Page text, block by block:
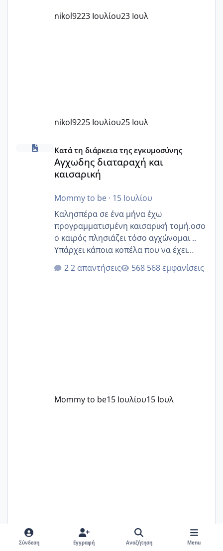
nikol9223 Ιουλίου23 Ιουλ
nikol9225 Ιουλίου25 Ιουλ
Αγχωδης διαταραχή και καισαρική
Κατά τη διάρκεια της εγκυμοσύνης
Αγχωδης διαταραχή και
καισαρική
Mommy to be· 15 Ιουλίου
Καλησπέρα σε ένα μήνα έχω
προγραμματισμένη καισαρική τομή.οσο
ο καιρός πλησιάζει τόσο αγχώνομαι ..
Υπάρχει κάποια κοπέλα που να έχει
παρόμοιο ιστορικό να μας πει την
εμπειρία της;Να σημειώσω είναι η
2 απαντήσεις 568 εμφανίσεις
Mommy to be15 Ιουλίου15 Ιουλ
Zaxaroulamak 15 Ιουλίου
Σύνδεση Εγγραφή Αναζήτηση Menu